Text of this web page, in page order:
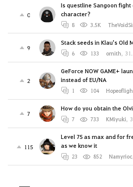
0
Is questline Sangoon
character?
8 3.5K
9
Stack seeds in Klau's Old
6 133 ornith,
2
GeForce NOW GAME+
instead of EU/NA
1 104
7
How do you obtain the
7 733 KMiyuki,
115
Level 75 as max and for
as we know it
23 852 Namyrioc